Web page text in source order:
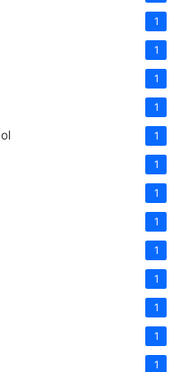
1
1
1
1
1
1
1
1
1
1
1
1
1